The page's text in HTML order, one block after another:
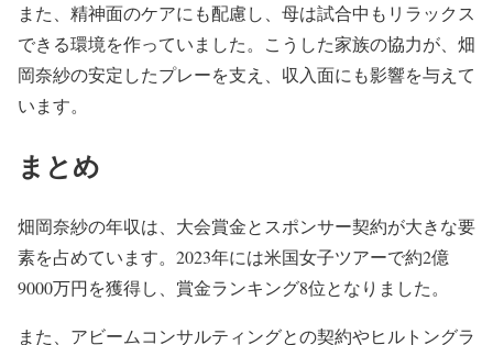
また、精神面のケアにも配慮し、母は試合中もリラックス
できる環境を作っていました。こうした家族の協力が、畑
岡奈紗の安定したプレーを支え、収入面にも影響を与えて
います。
まとめ
畑岡奈紗の年収は、大会賞金とスポンサー契約が大きな要
素を占めています。2023年には米国女子ツアーで約2億
9000万円を獲得し、賞金ランキング8位となりました。
また、アビームコンサルティングとの契約やヒルトングラ